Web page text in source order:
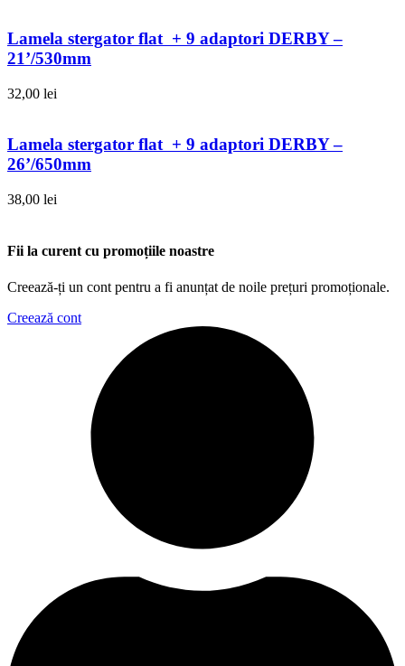
Lamela stergator flat + 9 adaptori DERBY –
21’/530mm
32,00 lei
Lamela stergator flat + 9 adaptori DERBY –
26’/650mm
38,00 lei
Fii la curent cu promoțiile noastre
Creează-ți un cont pentru a fi anunțat de noile prețuri promoționale.
Creează cont